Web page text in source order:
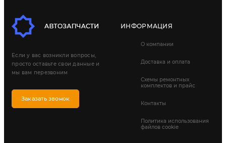
Если у вас возникли вопросы,
просто оставьте свои данные и
мы вам перезвоним
Заказать звонок
ИНФОРМАЦИЯ
О компании
Доставка и оплата
Схемы ремонтных
комплектов и прайс
Контакты
Политика использования
файлов cookie